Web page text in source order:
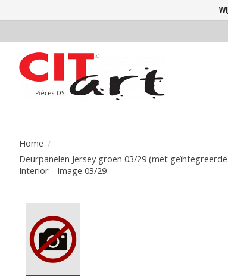
Home /
Deurpanelen Jersey groen 03/29 (met
Interior - Image 03/29